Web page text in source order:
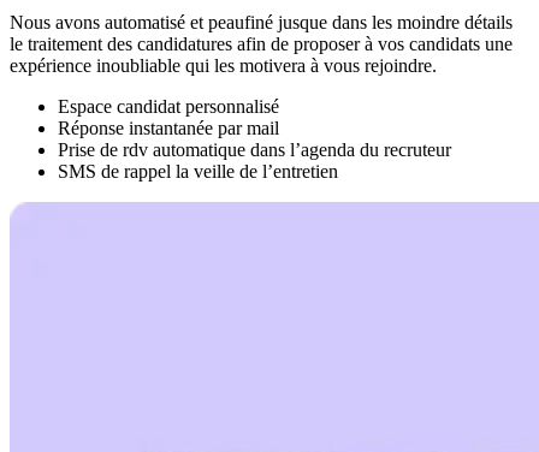
Nous avons automatisé et peaufiné jusque dans les moindre détails
le traitement des candidatures afin de proposer à vos candidats une
expérience inoubliable qui les motivera à vous rejoindre.
Espace candidat personnalisé
Réponse instantanée par mail
Prise de rdv automatique dans l’agenda du recruteur
SMS de rappel la veille de l’entretien